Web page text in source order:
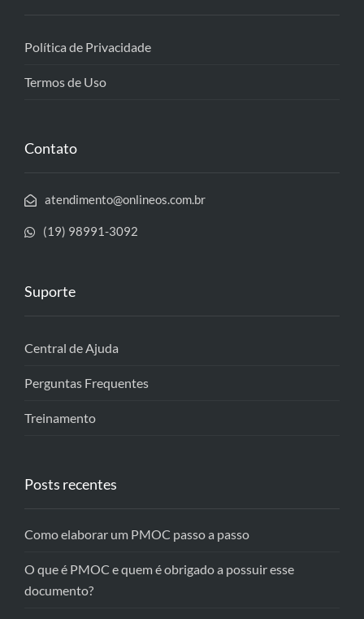
Política de Privacidade
Termos de Uso
Contato
atendimento@onlineos.com.br
(19) 98991-3092
Suporte
Central de Ajuda
Perguntas Frequentes
Treinamento
Posts recentes
Como elaborar um PMOC passo a passo
O que é PMOC e quem é obrigado a possuir esse
documento?